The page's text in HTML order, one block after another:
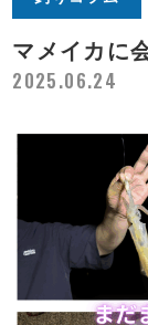
マメイカに
2025.06.24